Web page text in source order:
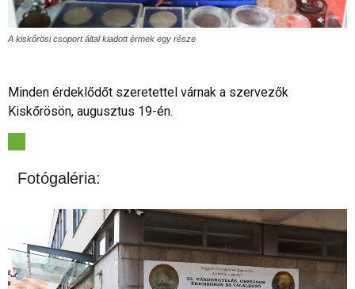
A kiskőrösi csoport által kiadott érmek egy része
Minden érdeklődőt szeretettel várnak a szervezők
Kiskőrösön, augusztus 19-én.
Fotógaléria: